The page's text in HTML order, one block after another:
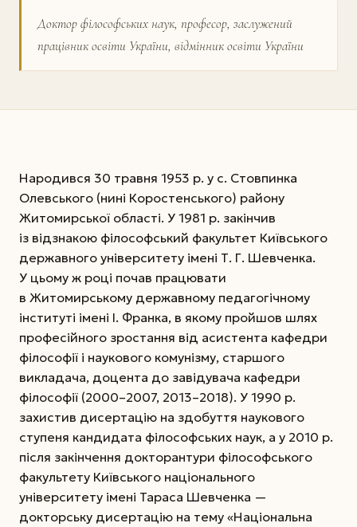
Доктор філософських наук, професор, заслужений
працівник освіти України, відмінник освіти України
Народився 30 травня 1953 р. у с. Стовпинка
Олевського (нині Коростенського) району
Житомирської області. У 1981 р. закінчив
із відзнакою філософський факультет Київського
державного університету імені Т. Г. Шевченка.
У цьому ж році почав працювати
в Житомирському державному педагогічному
інституті імені І. Франка, в якому пройшов шлях
професійного зростання від асистента кафедри
філософії і наукового комунізму, старшого
викладача, доцента до завідувача кафедри
філософії (2000–2007, 2013–2018). У 1990 р.
захистив дисертацію на здобуття наукового
ступеня кандидата філософських наук, а у 2010 р.
після закінчення докторантури філософського
факультету Київського національного
університету імені Тараса Шевченка —
докторську дисертацію на тему «Національна